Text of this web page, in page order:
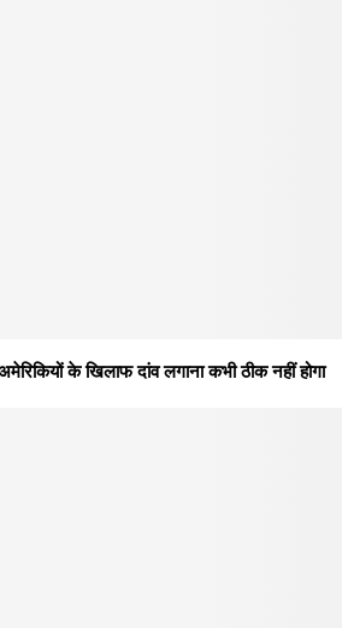
के खिलाफ दांव लगाना कभी ठीक नहीं होगा